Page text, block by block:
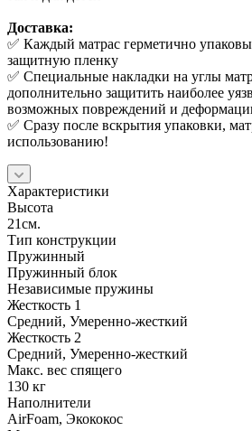
Доставка:
✅ Каждый матрас герметично
защитную пленку
✅ Специальные накладки на углы
дополнительно защитить наиболее
возможных повреждений и
✅ Сразу после вскрытия упаковки,
использованию!
Характеристики
Высота
21см.
Тип конструкции
Пружинный
Пружинный блок
Независимые пружины
Жесткость 1
Средний, Умеренно-жесткий
Жесткость 2
Средний, Умеренно-жесткий
Макс. вес спящего
130 кг
Наполнители
AirFoam, Экококос